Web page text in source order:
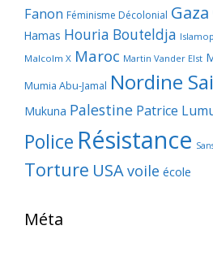
Fanon Féminisme Décolonial Gaza
Hamas Houria Bouteldja
Malcolm X Maroc Martin Vander Elst
Mumia Abu-Jamal Nordine
Mukuna Palestine Patrice
Police Résistance
Torture USAvoile école
Méta